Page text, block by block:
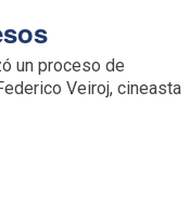
un proceso de
Veiroj, cineasta